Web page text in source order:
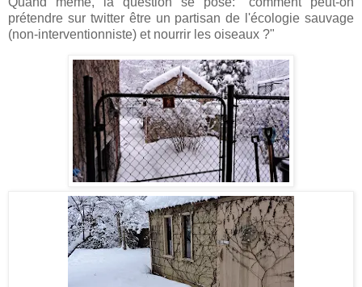
prétendre sur twitter être un partisan de l'écologie sauvage
(non-interventionniste) et nourrir les oiseaux ?"